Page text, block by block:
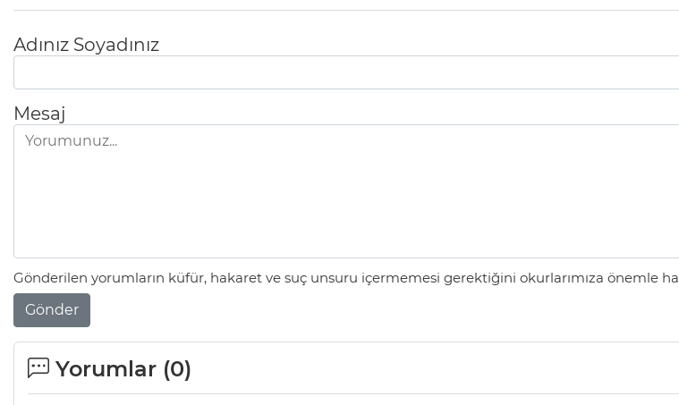
Adınız Soyadınız
Mesaj
Gönderilen yorumların küfür, hakaret ve suç unsuru içermemesi gerektiğini okurlarımıza önemle
Gönder
Yorumlar (0)